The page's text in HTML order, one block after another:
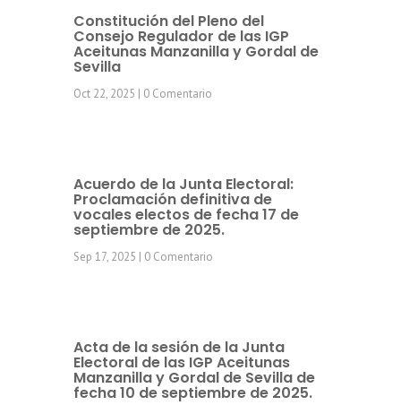
Constitución del Pleno del
Consejo Regulador de las IGP
Aceitunas Manzanilla y Gordal de
Sevilla
Oct 22, 2025 | 0 Comentario
Acuerdo de la Junta Electoral:
Proclamación definitiva de
vocales electos de fecha 17 de
septiembre de 2025.
Sep 17, 2025 | 0 Comentario
Acta de la sesión de la Junta
Electoral de las IGP Aceitunas
Manzanilla y Gordal de Sevilla de
fecha 10 de septiembre de 2025.